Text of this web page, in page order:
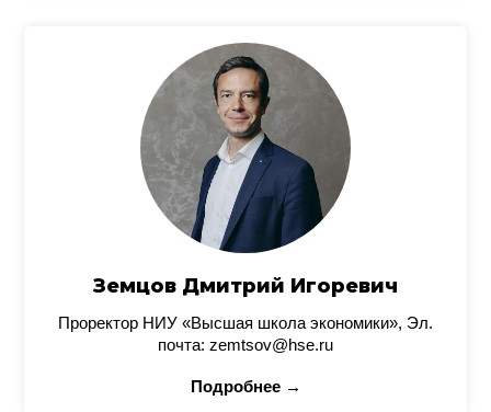
Земцов Дмитрий Игоревич
Проректор НИУ «Высшая школа экономики», Эл.
почта: zemtsov@hse.ru
Подробнее →